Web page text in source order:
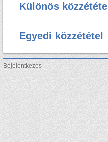
Különös közzététel
Egyedi közzététel
Bejelentkezés